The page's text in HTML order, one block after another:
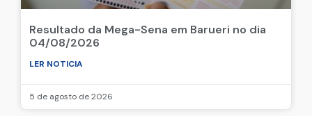
Resultado da Mega-Sena em Barueri no dia
04/08/2026
LER NOTICIA
5 de agosto de 2026